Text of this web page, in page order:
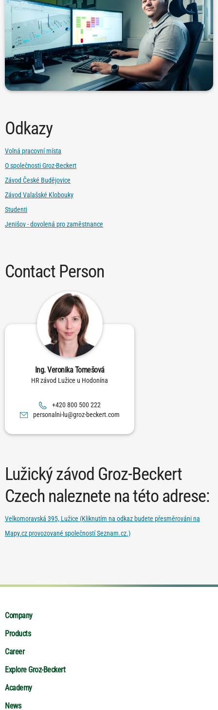
„Rád řeším nové výzvy a úkoly, které mi má práce, simulace
procesů, nabízí. Simulace procesů mě moc baví a vidím v tom
velký potenciál." - Vítek, technik výroby, 5 let u firmy
Odkazy
Volná pracovní místa
O společnosti Groz-Beckert
Závod České Budějovice
Závod Valašské Klobouky
Studenti
Jenišov - dovolená pro zaměstnance
Contact Person
Ing. Veronika Tomešová
HR závod Lužice u Hodonína
222 005 008 024+
moc.trekceb-zorg@ul-inlanosrep
Lužický závod Groz-Beckert
Czech naleznete na této adrese:
Velkomoravská 395, Lužice (Kliknutím na odkaz budete přesměrováni na
Mapy.cz provozované společností Seznam.cz.)
Company
Products
Career
Explore Groz-Beckert
Academy
News